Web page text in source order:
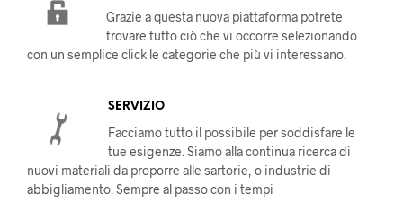
Grazie a questa nuova piattaforma potrete
trovare tutto ciò che vi occorre selezionando
con un semplice click le categorie che più vi interessano.
SERVIZIO
Facciamo tutto il possibile per soddisfare le
tue esigenze. Siamo alla continua ricerca di
nuovi materiali da proporre alle sartorie, o industrie di
abbigliamento. Sempre al passo con i tempi